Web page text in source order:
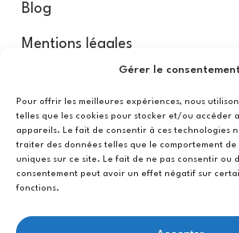
Gérer le
Pour offrir les meilleures expériences, nous
telles que les cookies pour stocker et/ou accéder
appareils. Le fait de consentir à ces technologies
traiter des données telles que le comportement de
uniques sur ce site. Le fait de ne pas consentir ou
consentement peut avoir un effet négatif sur
fonctions.
Blog
Mentions légales
Nos partenaires
Conditions d’annulation
Conditions générales
Confidentialité